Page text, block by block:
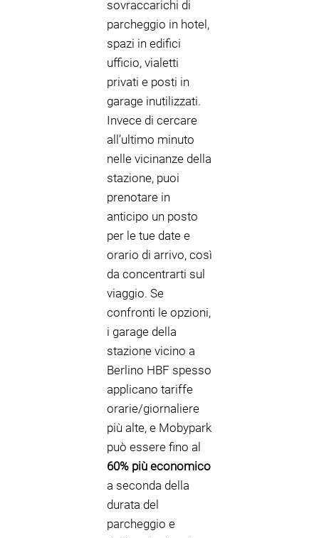
sovraccarichi di
parcheggio in hotel,
spazi in edifici
ufficio, vialetti
privati e posti in
garage inutilizzati.
Invece di cercare
all’ultimo minuto
nelle vicinanze della
stazione, puoi
prenotare in
anticipo un posto
per le tue date e
orario di arrivo, così
da concentrarti sul
viaggio. Se
confronti le opzioni,
i garage della
stazione vicino a
Berlino HBF spesso
applicano tariffe
orarie/giornaliere
più alte, e Mobypark
può essere fino al
60% più economico
a seconda della
durata del
parcheggio e